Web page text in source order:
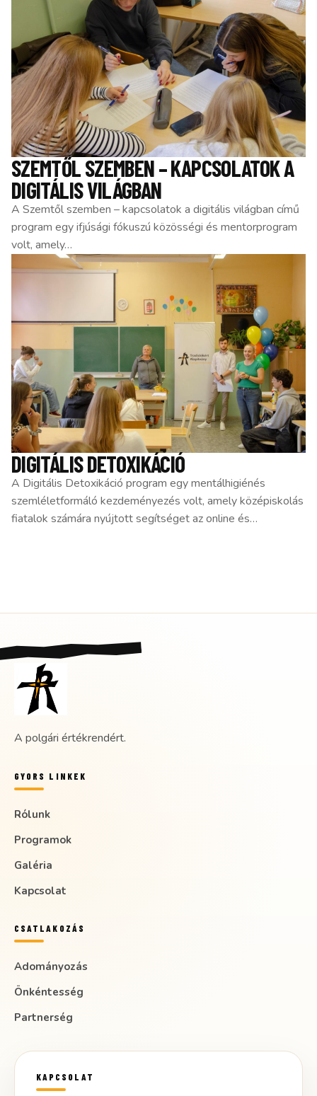
SZEMTŐL SZEMBEN – KAPCSOLATOK A
DIGITÁLIS VILÁGBAN
A Szemtől szemben – kapcsolatok a digitális világban című
program egy ifjúsági fókuszú közösségi és mentorprogram
volt, amely…
DIGITÁLIS DETOXIKÁCIÓ
A Digitális Detoxikáció program egy mentálhigiénés
szemléletformáló kezdeményezés volt, amely középiskolás
fiatalok számára nyújtott segítséget az online és…
A polgári értékrendért.
GYORS LINKEK
Rólunk
Programok
Galéria
Kapcsolat
CSATLAKOZÁS
Adományozás
Önkéntesség
Partnerség
KAPCSOLAT